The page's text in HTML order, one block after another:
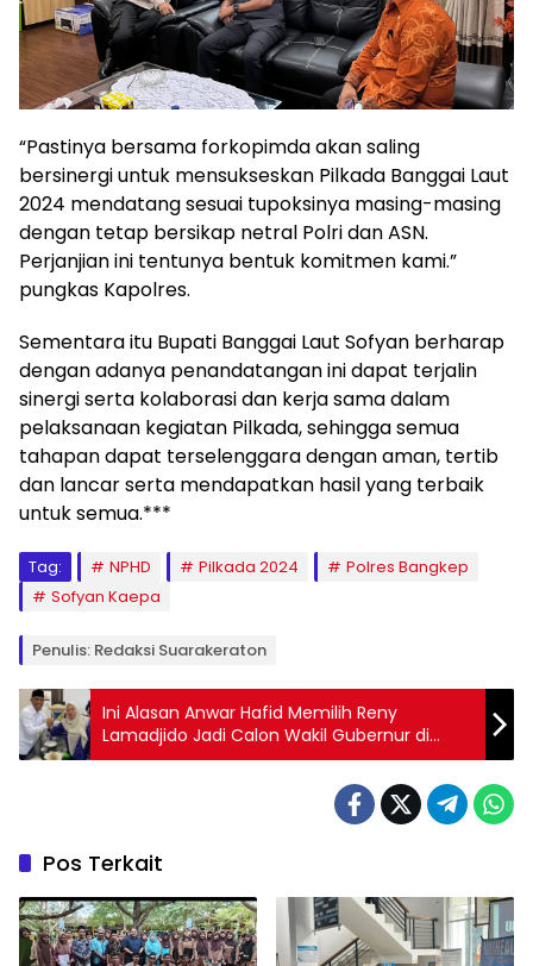
“Pastinya bersama forkopimda akan saling
bersinergi untuk mensukseskan Pilkada Banggai Laut
2024 mendatang sesuai tupoksinya masing-masing
dengan tetap bersikap netral Polri dan ASN.
Perjanjian ini tentunya bentuk komitmen kami.”
pungkas Kapolres.
Sementara itu Bupati Banggai Laut Sofyan berharap
dengan adanya penandatangan ini dapat terjalin
sinergi serta kolaborasi dan kerja sama dalam
pelaksanaan kegiatan Pilkada, sehingga semua
tahapan dapat terselenggara dengan aman, tertib
dan lancar serta mendapatkan hasil yang terbaik
untuk semua.***
Tag: NPHD Pilkada 2024
Polres Bangkep
Sofyan Kaepa
Penulis: Redaksi Suarakeraton
Ini Alasan Anwar Hafid Memilih Reny
Lamadjido Jadi Calon Wakil Gubernur di
Pilgub Sulteng2024
Pos Terkait